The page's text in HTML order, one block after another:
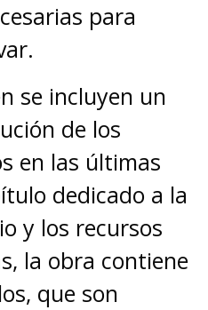
para
se incluyen un
de los
en las últimas
dedicado a la
y los recursos
la obra contiene
que son